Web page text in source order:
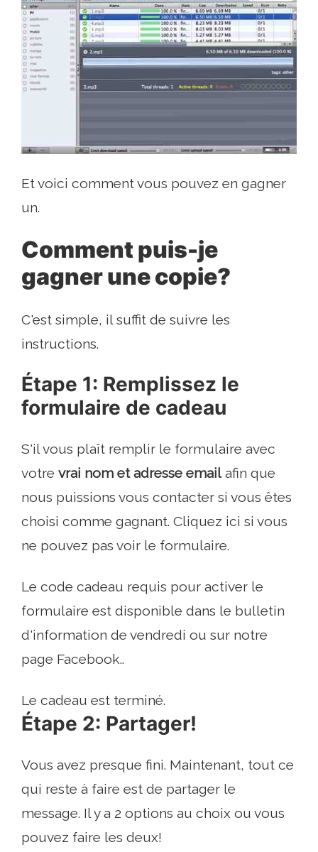
Et voici comment vous pouvez en gagner
un.
Comment puis-je
gagner une copie?
C'est simple, il suffit de suivre les
instructions.
Étape 1: Remplissez le
formulaire de cadeau
S'il vous plaît remplir le formulaire avec
votre vrai nom et adresse emailafin que
nous puissions vous contacter si vous êtes
choisi comme gagnant. Cliquez ici si vous
ne pouvez pas voir le formulaire.
Le code cadeau requis pour activer le
formulaire est disponible dans le bulletin
d'information de vendredi ou sur notre
page Facebook..
Le cadeau est terminé.
Étape 2: Partager!
Vous avez presque fini. Maintenant, tout ce
qui reste à faire est de partager le
message. Il y a 2 options au choix ou vous
pouvez faire les deux!